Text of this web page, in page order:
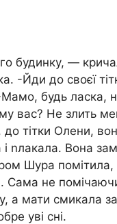
будинку, —
-Йди до своєї
Мамо, будь ласка,
вас? Не злить
тітки Олени,
nлакала. Вона
Шура
Сама не
а мати смикала
уві сні.